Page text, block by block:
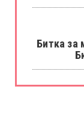
Битка за